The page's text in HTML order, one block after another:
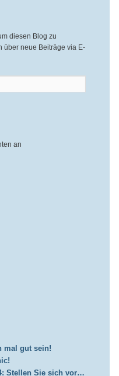
diesen Blog zu
über neue Beiträge via E-
an
mal gut sein!
Stellen Sie sich vor…